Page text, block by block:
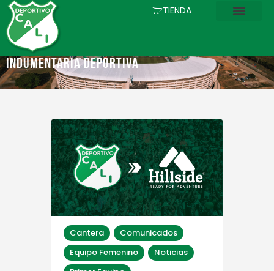
TIENDA
INDUMENTARIA DEPORTIVA
INICIO
COMUNICACIONES
EL CLUB
FÚTBOL
ESTADIO
ASOCIADOS
PQRS
TIENDA
Cantera
Comunicados
Equipo Femenino
Noticias